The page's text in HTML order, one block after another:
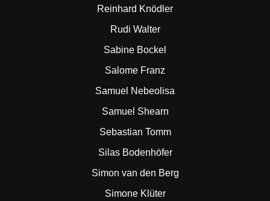
Reinhard Knödler
Rudi Walter
Sabine Bockel
Salome Franz
Samuel Nebeolisa
Samuel Shearn
Sebastian Tomm
Silas Bodenhöfer
Simon van den Berg
Simone Klüter